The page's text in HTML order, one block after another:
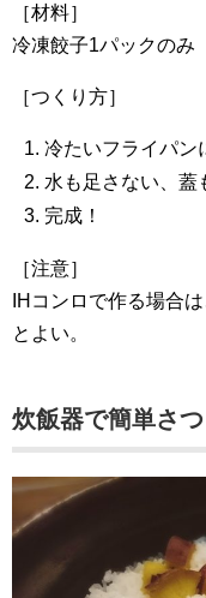
［材料］
冷凍餃子1パックのみ
［つくり方］
冷たいフライパン
水も足さない、蓋
完成！
［注意］
IHコンロで作る場合
とよい。
炊飯器で簡単さ